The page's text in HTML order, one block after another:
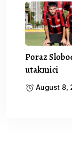
Poraz
utakmici
August 8,